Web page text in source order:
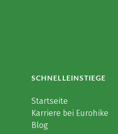
SCHNELLEINSTIEGE
Startseite
Karriere bei Eurohike
Blog